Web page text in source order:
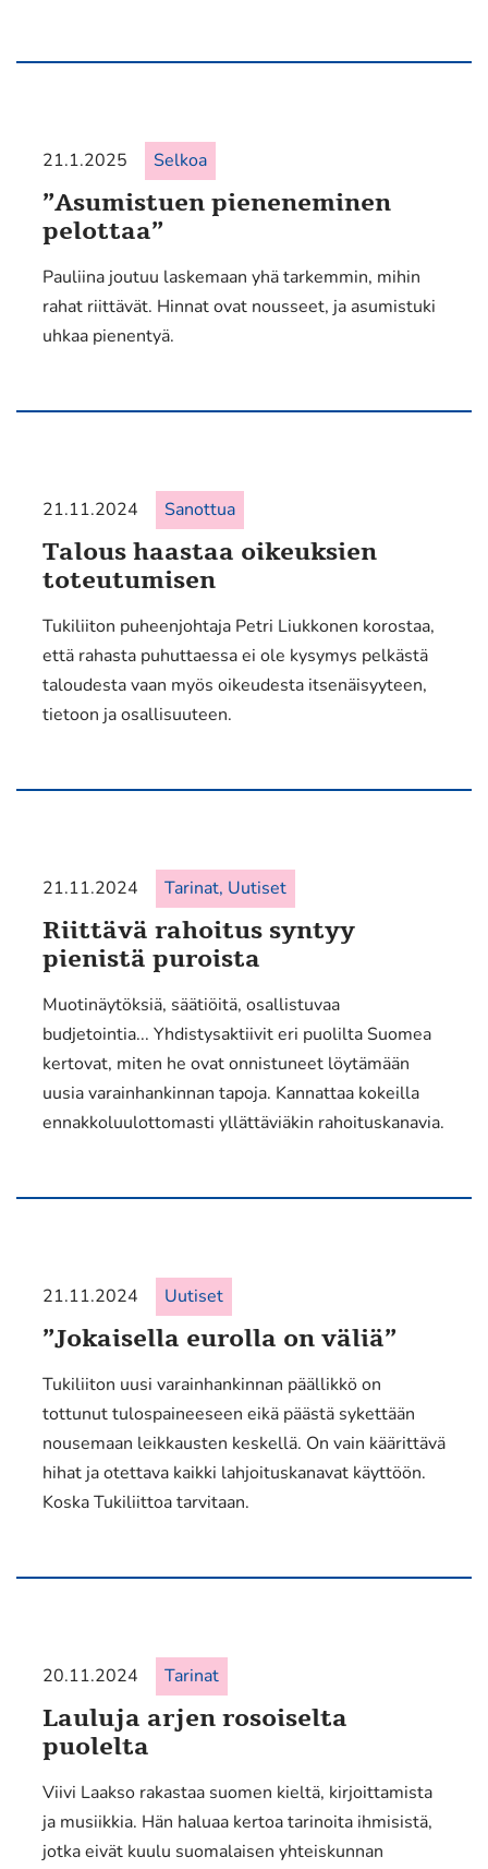
21.1.2025 Selkoa
”Asumistuen pieneneminen
pelottaa”
Pauliina joutuu laskemaan yhä tarkemmin, mihin
rahat riittävät. Hinnat ovat nousseet, ja asumistuki
uhkaa pienentyä.
21.11.2024 Sanottua
Talous haastaa oikeuksien
toteutumisen
Tukiliiton puheenjohtaja Petri Liukkonen korostaa,
että rahasta puhuttaessa ei ole kysymys pelkästä
taloudesta vaan myös oikeudesta itsenäisyyteen,
tietoon ja osallisuuteen.
21.11.2024 Tarinat, Uutiset
Riittävä rahoitus syntyy
pienistä puroista
Muotinäytöksiä, säätiöitä, osallistuvaa
budjetointia... Yhdistysaktiivit eri puolilta Suomea
kertovat, miten he ovat onnistuneet löytämään
uusia varainhankinnan tapoja. Kannattaa kokeilla
ennakkoluulottomasti yllättäviäkin rahoituskanavia.
21.11.2024 Uutiset
”Jokaisella eurolla on väliä”
Tukiliiton uusi varainhankinnan päällikkö on
tottunut tulospaineeseen eikä päästä sykettään
nousemaan leikkausten keskellä. On vain käärittävä
hihat ja otettava kaikki lahjoituskanavat käyttöön.
Koska Tukiliittoa tarvitaan.
20.11.2024 Tarinat
Lauluja arjen rosoiselta
puolelta
Viivi Laakso rakastaa suomen kieltä, kirjoittamista
ja musiikkia. Hän haluaa kertoa tarinoita ihmisistä,
jotka eivät kuulu suomalaisen yhteiskunnan